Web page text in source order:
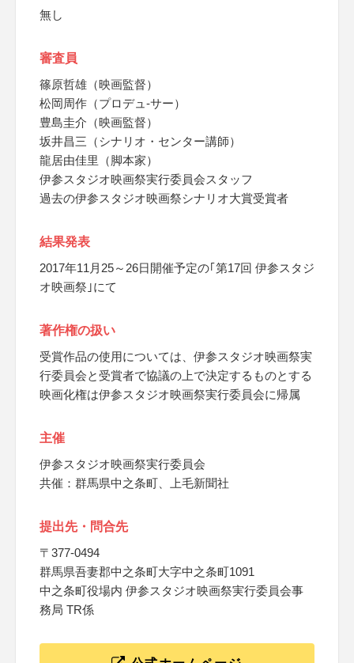
無し
審査員
篠原哲雄（映画監督）
松岡周作（プロデュ-サー）
豊島圭介（映画監督）
坂井昌三（シナリオ・センター講師）
龍居由佳里（脚本家）
伊参スタジオ映画祭実行委員会スタッフ
過去の伊参スタジオ映画祭シナリオ大賞受賞者
結果発表
2017年11月25～26日開催予定の｢第17回 伊参スタジ
オ映画祭｣にて
著作権の扱い
受賞作品の使用については、伊参スタジオ映画祭実
行委員会と受賞者で協議の上で決定するものとする
映画化権は伊参スタジオ映画祭実行委員会に帰属
主催
伊参スタジオ映画祭実行委員会
共催：群馬県中之条町、上毛新聞社
提出先・問合先
〒377-0494
群馬県吾妻郡中之条町大字中之条町1091
中之条町役場内 伊参スタジオ映画祭実行委員会事
務局 TR係